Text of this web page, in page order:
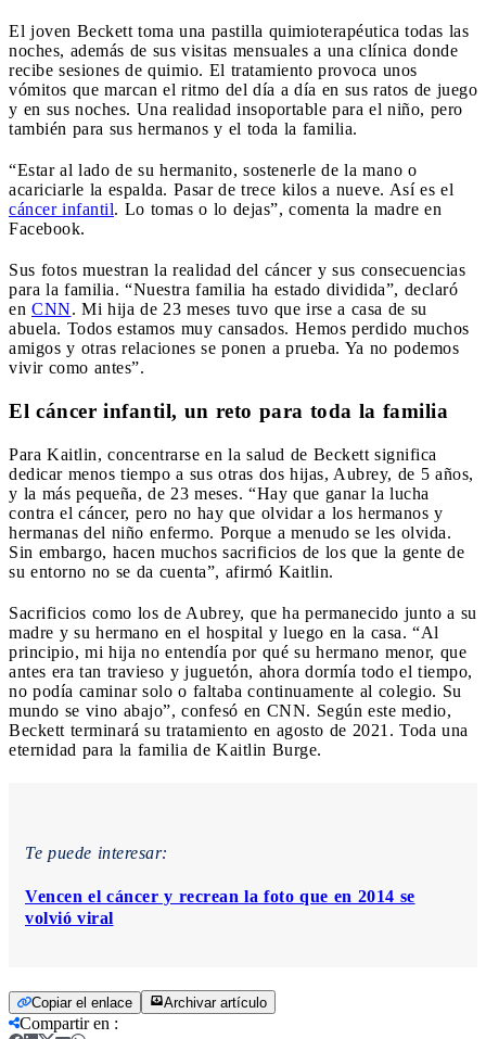
El joven Beckett toma una pastilla quimioterapéutica todas las
noches, además de sus visitas mensuales a una clínica donde
recibe sesiones de quimio. El tratamiento provoca unos
vómitos que marcan el ritmo del día a día en sus ratos de juego
y en sus noches. Una realidad insoportable para el niño, pero
también para sus hermanos y el toda la familia.
“Estar al lado de su hermanito, sostenerle de la mano o
acariciarle la espalda. Pasar de trece kilos a nueve. Así es el
cáncer infantil. Lo tomas o lo dejas”, comenta la madre en
Facebook.
Sus fotos muestran la realidad del cáncer y sus consecuencias
para la familia. “Nuestra familia ha estado dividida”, declaró
en CNN. Mi hija de 23 meses tuvo que irse a casa de su
abuela. Todos estamos muy cansados. Hemos perdido muchos
amigos y otras relaciones se ponen a prueba. Ya no podemos
vivir como antes”.
El cáncer infantil, un reto para toda la familia
Para Kaitlin, concentrarse en la salud de Beckett significa
dedicar menos tiempo a sus otras dos hijas, Aubrey, de 5 años,
y la más pequeña, de 23 meses. “Hay que ganar la lucha
contra el cáncer, pero no hay que olvidar a los hermanos y
hermanas del niño enfermo. Porque a menudo se les olvida.
Sin embargo, hacen muchos sacrificios de los que la gente de
su entorno no se da cuenta”, afirmó Kaitlin.
Sacrificios como los de Aubrey, que ha permanecido junto a su
madre y su hermano en el hospital y luego en la casa. “Al
principio, mi hija no entendía por qué su hermano menor, que
antes era tan travieso y juguetón, ahora dormía todo el tiempo,
no podía caminar solo o faltaba continuamente al colegio. Su
mundo se vino abajo”, confesó en CNN. Según este medio,
Beckett terminará su tratamiento en agosto de 2021. Toda una
eternidad para la familia de Kaitlin Burge.
Te puede interesar:
Vencen el cáncer y recrean la foto que en 2014 se
volvió viral
Copiar el enlace Archivar artículo
Compartir en :